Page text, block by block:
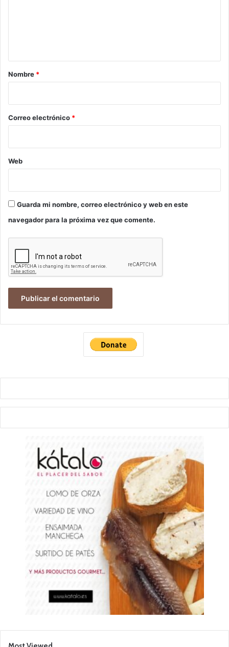
r
*
Nombre *
Correo electrónico *
Web
Guarda mi nombre, correo electrónico y web en este
navegador para la próxima vez que comente.